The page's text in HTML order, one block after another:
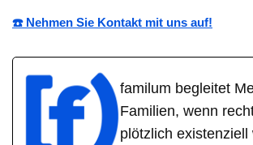
☎️ Nehmen Sie Kontakt mit uns auf!
familum begleitet
Familien, wenn
plötzlich existenziell